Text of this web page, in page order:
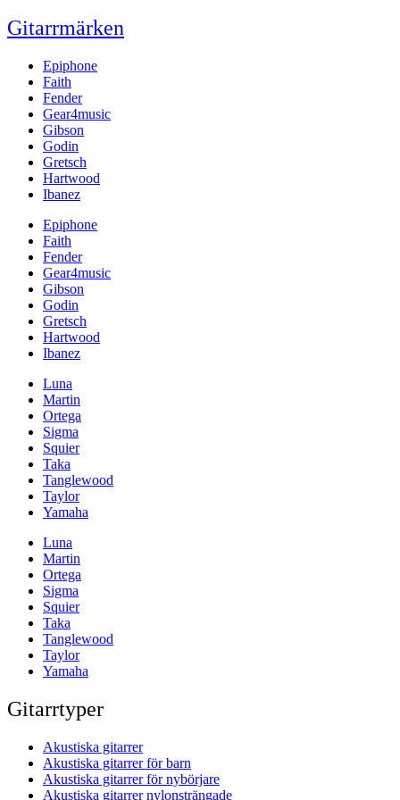
Gitarrmärken
Epiphone
Faith
Fender
Gear4music
Gibson
Godin
Gretsch
Hartwood
Ibanez
Epiphone
Faith
Fender
Gear4music
Gibson
Godin
Gretsch
Hartwood
Ibanez
Luna
Martin
Ortega
Sigma
Squier
Taka
Tanglewood
Taylor
Yamaha
Luna
Martin
Ortega
Sigma
Squier
Taka
Tanglewood
Taylor
Yamaha
Gitarrtyper
Akustiska gitarrer
Akustiska gitarrer för barn
Akustiska gitarrer för nybörjare
Akustiska gitarrer nylonsträngade